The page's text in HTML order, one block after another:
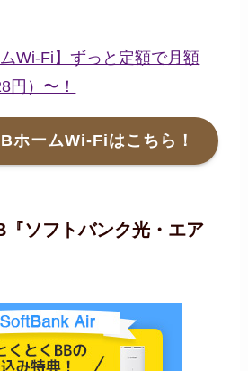
Wi-Fi】ずっと定額で月額
円）〜！
ホームWi-Fiはこちら！
ソフトバンク光・エア